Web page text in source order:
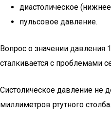
диастолическое
пульсовое давление.
Вопрос о значении давления
сталкивается с проблемами
Систолическое давление не
миллиметров ртутного столба.